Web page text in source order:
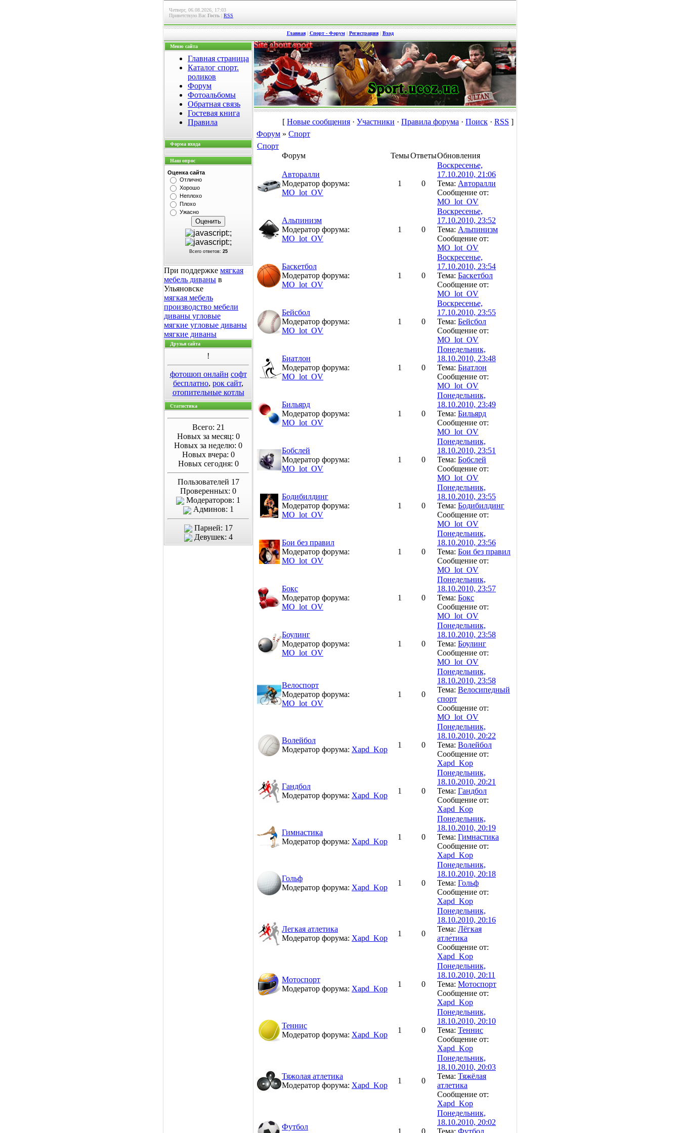
Четверг, 06.08.2026, 17:03
Приветствую Вас Гость | RSS
Главная| Спорт - Форум| Регистрация| Вход
Меню сайта
Главная страница
Каталог спорт.
роликов
Форум
Фотоальбомы
Обратная связь
Гостевая книга
Правила
Форма входа
Наш опрос
Оценка сайта
Отлично
Хорошо
Неплохо
Плохо
Ужасно
Всего ответов: 25
При поддержке мягкая
мебель диваны в
Ульяновске
мягкая мебель
производство мебели
диваны угловые
мягкие угловые диваны
мягкие диваны
Друзья сайта
!
фотошоп онлайн софт
бесплатно, рок сайт,
отопительные котлы
Статистика
Всего: 21
Новых за месяц: 0
Новых за неделю: 0
Новых вчера: 0
Новых сегодня: 0
Пользователей 17
Проверенных: 0
Модераторов: 1
Админов: 1
Парней: 17
Девушек: 4
[ Новые сообщения · Участники · Правила форума · Поиск · RSS ]
Форум » Спорт
Спорт
Форум
ТемыОтветыОбновления
Авторалли
Модератор форума:
MO_lot_OV
1 0
Воскресенье,
17.10.2010, 21:06
Тема: Авторалли
Сообщение от:
MO_lot_OV
Альпинизм
Модератор форума:
MO_lot_OV
1 0
Воскресенье,
17.10.2010, 23:52
Тема: Альпинизм
Сообщение от:
MO_lot_OV
Баскетбол
Модератор форума:
MO_lot_OV
1 0
Воскресенье,
17.10.2010, 23:54
Тема: Баскетбол
Сообщение от:
MO_lot_OV
Бейсбол
Модератор форума:
MO_lot_OV
1 0
Воскресенье,
17.10.2010, 23:55
Тема: Бейсбол
Сообщение от:
MO_lot_OV
Биатлон
Модератор форума:
MO_lot_OV
1 0
Понедельник,
18.10.2010, 23:48
Тема: Биатлон
Сообщение от:
MO_lot_OV
Бильярд
Модератор форума:
MO_lot_OV
1 0
Понедельник,
18.10.2010, 23:49
Тема: Бильярд
Сообщение от:
MO_lot_OV
Бобслей
Модератор форума:
MO_lot_OV
1 0
Понедельник,
18.10.2010, 23:51
Тема: Бобслей
Сообщение от:
MO_lot_OV
Бодибилдинг
Модератор форума:
MO_lot_OV
1 0
Понедельник,
18.10.2010, 23:55
Тема: Бодибилдинг
Сообщение от:
MO_lot_OV
Бои без правил
Модератор форума:
MO_lot_OV
1 0
Понедельник,
18.10.2010, 23:56
Тема: Бои без правил
Сообщение от:
MO_lot_OV
Бокс
Модератор форума:
MO_lot_OV
1 0
Понедельник,
18.10.2010, 23:57
Тема: Бокс
Сообщение от:
MO_lot_OV
Боулинг
Модератор форума:
MO_lot_OV
1 0
Понедельник,
18.10.2010, 23:58
Тема: Боулинг
Сообщение от:
MO_lot_OV
Велоспорт
Модератор форума:
MO_lot_OV
1 0
Понедельник,
18.10.2010, 23:58
Тема: Велосипедный
спорт
Сообщение от:
MO_lot_OV
Волейбол
Модератор форума: Xapd_Kop
1 0
Понедельник,
18.10.2010, 20:22
Тема: Волейбол
Сообщение от:
Xapd_Kop
Гандбол
Модератор форума: Xapd_Kop
1 0
Понедельник,
18.10.2010, 20:21
Тема: Гандбол
Сообщение от:
Xapd_Kop
Гимнастика
Модератор форума: Xapd_Kop
1 0
Понедельник,
18.10.2010, 20:19
Тема: Гимнастика
Сообщение от:
Xapd_Kop
Гольф
Модератор форума: Xapd_Kop
1 0
Понедельник,
18.10.2010, 20:18
Тема: Гольф
Сообщение от:
Xapd_Kop
Легкая атлетика
Модератор форума: Xapd_Kop
1 0
Понедельник,
18.10.2010, 20:16
Тема: Лёгкая
атле́тика
Сообщение от:
Xapd_Kop
Мотоспорт
Модератор форума: Xapd_Kop
1 0
Понедельник,
18.10.2010, 20:11
Тема: Мотоспорт
Сообщение от:
Xapd_Kop
Теннис
Модератор форума: Xapd_Kop
1 0
Понедельник,
18.10.2010, 20:10
Тема: Теннис
Сообщение от:
Xapd_Kop
Тяжолая атлетика
Модератор форума: Xapd_Kop
1 0
Понедельник,
18.10.2010, 20:03
Тема: Тяжёлая
атлетика
Сообщение от:
Xapd_Kop
Футбол
1 0
Понедельник,
18.10.2010, 20:02
Тема: Футбол